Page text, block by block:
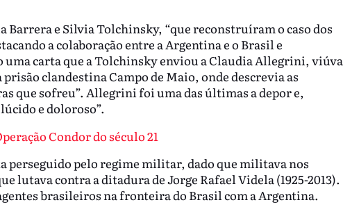
Barrera e Silvia Tolchinsky, “que reconstruíram o caso dos
a colaboração entre a Argentina e o Brasil e
uma carta que a Tolchinsky enviou a Claudia Allegrini, viúva
clandestina Campo de Maio, onde descrevia as
que sofreu”. Allegrini foi uma das últimas a depor e,
e doloroso”.
Condor do século 21
perseguido pelo regime militar, dado que militava nos
lutava contra a ditadura de Jorge Rafael Videla (1925-2013).
brasileiros na fronteira do Brasil com a Argentina.